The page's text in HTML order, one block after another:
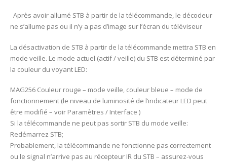
Après avoir allumé STB à partir de la télécommande, le décodeur
ne s’allume pas ou il n’y a pas d’image sur l’écran du téléviseur
La désactivation de STB à partir de la télécommande mettra STB en
mode veille. Le mode actuel (actif / veille) du STB est déterminé par
la couleur du voyant LED:
MAG256 Couleur rouge – mode veille, couleur bleue – mode de
fonctionnement (le niveau de luminosité de l’indicateur LED peut
être modifié – voir Paramètres / Interface )
Si la télécommande ne peut pas sortir STB du mode veille:
Redémarrez STB;
Probablement, la télécommande ne fonctionne pas correctement
ou le signal n’arrive pas au récepteur IR du STB – assurez-vous